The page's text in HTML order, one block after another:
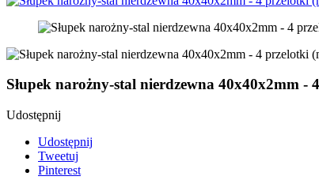
Słupek narożny-stal nierdzewna 40x40x2mm -
Udostępnij
Udostępnij
Tweetuj
Pinterest